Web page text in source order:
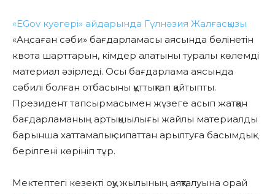
«EGov куәгері» айдарында Гүлнәзия Жалғасқызы
«Аңсаған сәби» бағдарламасы аясында бөлінетін
квота шарттарын, кімдер алатыны туралы көлемді
материал әзірледі. Осы бағдарлама аясында
сәбилі болған отбасыны құттықтап қайтыпты.
Президент тапсырмасымен жүзеге асып жатқан
бағдарламаның артықшылығы жайлы материалды
барынша хаттамалық сипаттан арылтуға басымдық
берілгені көрініп тұр.
Мектептегі кезекті оқу жылының аяқталуына орай